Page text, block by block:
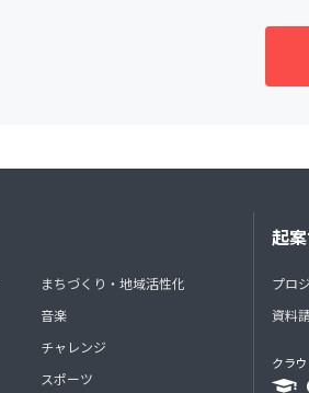
まちづくり・地域活性化
音楽
チャレンジ
スポーツ
起
プロ
資料
クラ